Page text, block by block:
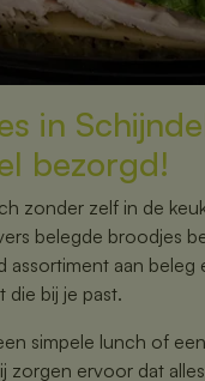
in
bezorgd!
zonder zelf in de
belegde broodjes
assortiment aan
die bij je past.
simpele lunch of
ervoor dat